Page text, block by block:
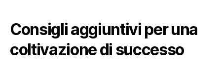
Consigli aggiuntivi per una
coltivazione di successo